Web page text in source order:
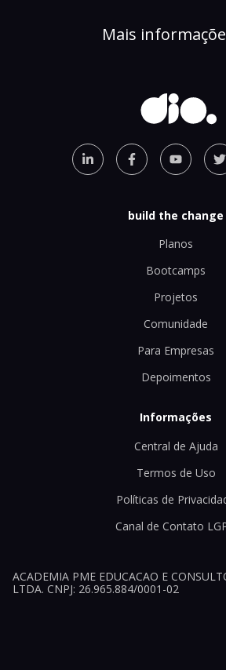
Mais
build the change
Planos
Bootcamps
Projetos
Comunidade
Para Empresas
Depoimentos
Informações
Central de Ajuda
Termos de Uso
Políticas de
Canal de Contato
ACADEMIA PME EDUCACAO E
LTDA. CNPJ: 26.965.884/0001-02